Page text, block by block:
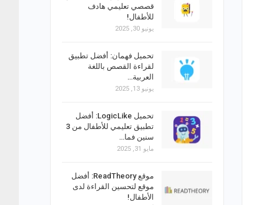
قصصي تعليمي هادف
للأطفال!
يونيو 30, 2025
تحميل فهمان: أفضل تطبيق
لقراءة القصص باللغة
العربية…
يونيو 13, 2025
تحميل LogicLike: أفضل
تطبيق تعليمي للأطفال من 3
سنين فما…
مايو 31, 2025
موقع ReadTheory: أفضل
موقع لتحسين القراءة لدى
الأطفال!